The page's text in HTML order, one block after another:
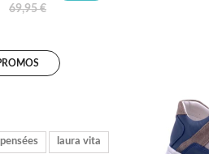
69,95 €
laura vita